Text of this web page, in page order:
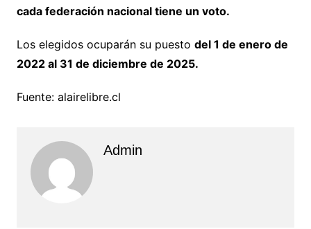
cada federación nacional tiene un voto.
Los elegidos ocuparán su puesto del 1 de enero de
2022 al 31 de diciembre de 2025.
Fuente: alairelibre.cl
Admin